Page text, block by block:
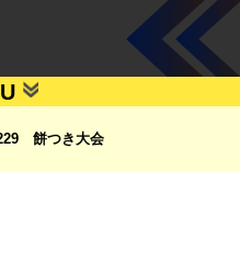
餅つき大会